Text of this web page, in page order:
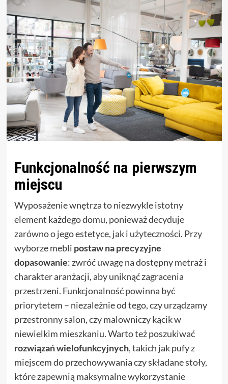
Funkcjonalność na pierwszym
miejscu
Wyposażenie wnętrza to niezwykle istotny
element każdego domu, ponieważ decyduje
zarówno o jego estetyce, jak i użyteczności. Przy
wyborze mebli postaw na precyzyjne
dopasowanie: zwróć uwagę na dostępny metraż i
charakter aranżacji, aby uniknąć zagracenia
przestrzeni. Funkcjonalność powinna być
priorytetem – niezależnie od tego, czy urządzamy
przestronny salon, czy malowniczy kącik w
niewielkim mieszkaniu. Warto też poszukiwać
rozwiązań wielofunkcyjnych, takich jak pufy z
miejscem do przechowywania czy składane stoły,
które zapewnią maksymalne wykorzystanie